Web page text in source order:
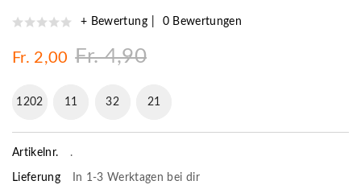
+ Bewertung 0 Bewertungen
Fr. 2,00 Fr. 4,90
1202 11 32 20
Artikelnr. .
Lieferung In 1-3 Werktagen bei dir